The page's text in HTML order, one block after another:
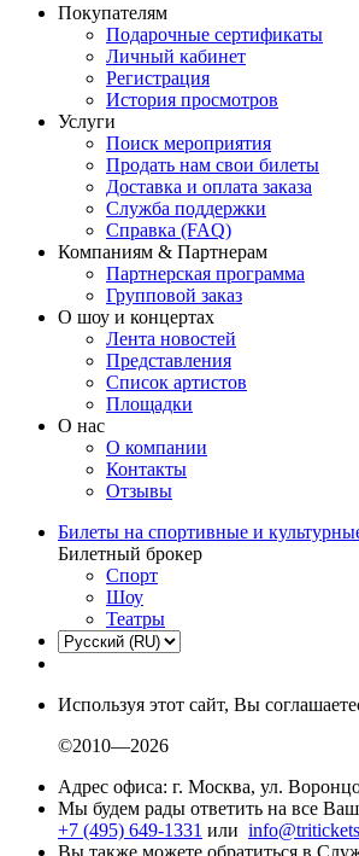
Покупателям
Подарочные сертификаты
Личный кабинет
Регистрация
История просмотров
Услуги
Поиск мероприятия
Продать нам свои билеты
Доставка и оплата заказа
Служба поддержки
Справка (FAQ)
Компаниям & Партнерам
Партнерская программа
Групповой заказ
О шоу и концертах
Лента новостей
Представления
Список артистов
Площадки
О нас
О компании
Контакты
Отзывы
Билеты на спортивные и
Билетный брокер
Спорт
Шоу
Театры
Используя этот сайт, Вы
©2010—2026
Адрес офиса: г. Москва, ул.
Мы будем рады ответить на все
+7 (495) 649-1331 или
Вы также можете обратиться в